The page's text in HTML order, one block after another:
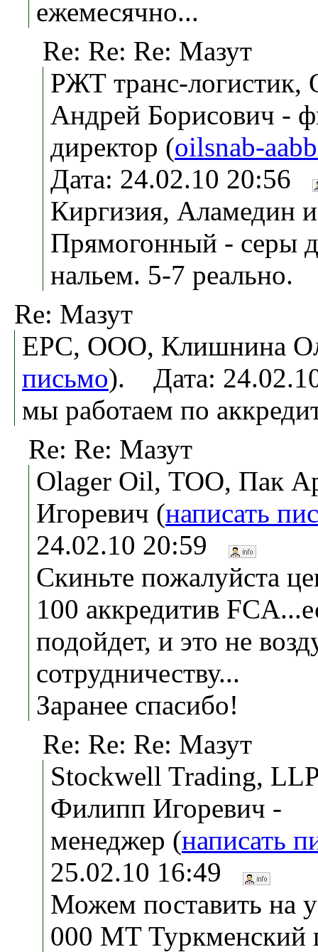
ежемесячно...
Re: Re: Re: Мазут
РЖТ транс-
Андрей Борисович -
директор (oilsnab-
Дата: 24.02.10 20:56
Киргизия, Аламедин
Прямогонный - серы
нальем. 5-7 реально.
Re: Мазут
ЕРС, ООО, Клишнина
письмо). Дата:
мы работаем по
Re: Re: Мазут
Olager Oil, ТОО, Пак
Игоревич (написать
24.02.10 20:59
Скиньте пожалуйста
100 аккредитив
подойдет, и это не
сотрудничеству...
Заранее спасибо!
Re: Re: Re: Мазут
Stockwell Trading,
Филипп Игоревич -
менеджер (написать
25.02.10 16:49
Можем поставить на
000 MT Туркменский